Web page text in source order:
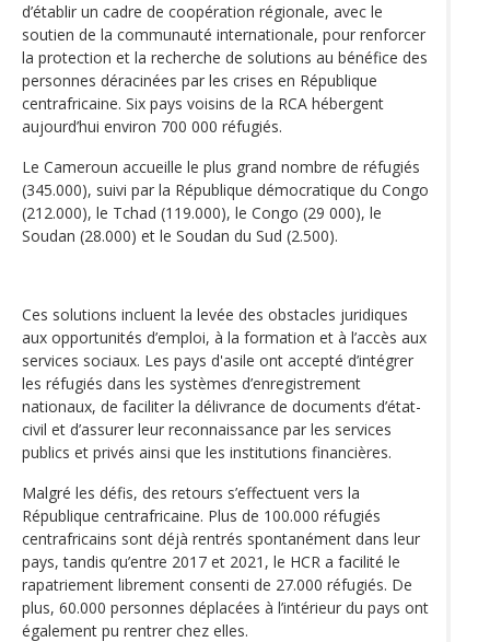
d’établir un cadre de coopération régionale, avec le
soutien de la communauté internationale, pour renforcer
la protection et la recherche de solutions au bénéfice des
personnes déracinées par les crises en République
centrafricaine. Six pays voisins de la RCA hébergent
aujourd’hui environ 700 000 réfugiés.
Le Cameroun accueille le plus grand nombre de réfugiés
(345.000), suivi par la République démocratique du Congo
(212.000), le Tchad (119.000), le Congo (29 000), le
Soudan (28.000) et le Soudan du Sud (2.500).
Ces solutions incluent la levée des obstacles juridiques
aux opportunités d’emploi, à la formation et à l’accès aux
services sociaux. Les pays d'asile ont accepté d’intégrer
les réfugiés dans les systèmes d’enregistrement
nationaux, de faciliter la délivrance de documents d’état-
civil et d’assurer leur reconnaissance par les services
publics et privés ainsi que les institutions financières.
Malgré les défis, des retours s’effectuent vers la
République centrafricaine. Plus de 100.000 réfugiés
centrafricains sont déjà rentrés spontanément dans leur
pays, tandis qu’entre 2017 et 2021, le HCR a facilité le
rapatriement librement consenti de 27.000 réfugiés. De
plus, 60.000 personnes déplacées à l’intérieur du pays ont
également pu rentrer chez elles.